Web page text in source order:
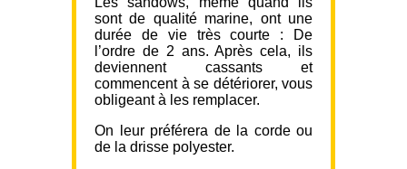
sont de qualité marine, ont une
durée de vie très courte : De
l’ordre de 2 ans. Après cela, ils
deviennent cassants et
commencent à se détériorer, vous
obligeant à les remplacer.
On leur préférera de la corde ou
de la drisse polyester.